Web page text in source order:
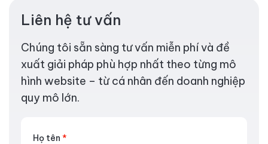
Liên hệ tư vấn
Chúng tôi sẵn sàng tư vấn miễn phí và đề
xuất giải pháp phù hợp nhất theo từng mô
hình website – từ cá nhân đến doanh nghiệp
quy mô lớn.
Họ tên *